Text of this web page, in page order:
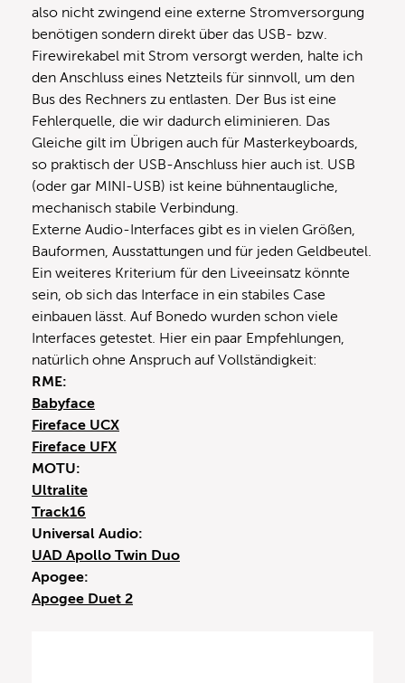
also nicht zwingend eine externe Stromversorgung
benötigen sondern direkt über das USB- bzw.
Firewirekabel mit Strom versorgt werden, halte ich
den Anschluss eines Netzteils für sinnvoll, um den
Bus des Rechners zu entlasten. Der Bus ist eine
Fehlerquelle, die wir dadurch eliminieren. Das
Gleiche gilt im Übrigen auch für Masterkeyboards,
so praktisch der USB-Anschluss hier auch ist. USB
(oder gar MINI-USB) ist keine bühnentaugliche,
mechanisch stabile Verbindung.
Externe Audio-Interfaces gibt es in vielen Größen,
Bauformen, Ausstattungen und für jeden Geldbeutel.
Ein weiteres Kriterium für den Liveeinsatz könnte
sein, ob sich das Interface in ein stabiles Case
einbauen lässt. Auf Bonedo wurden schon viele
Interfaces getestet. Hier ein paar Empfehlungen,
natürlich ohne Anspruch auf Vollständigkeit:
RME:
Babyface
Fireface UCX
Fireface UFX
MOTU:
Ultralite
Track16
Universal Audio:
UAD Apollo Twin Duo
Apogee:
Apogee Duet 2